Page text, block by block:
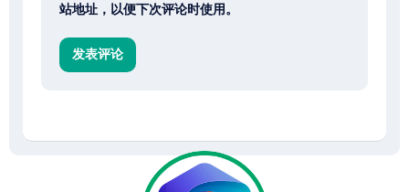
站地址，以便下次评论时使用。